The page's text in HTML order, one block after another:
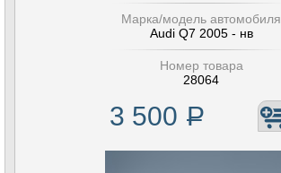
Марка/модель автомобиля
Audi Q7 2005 - нв
Номер товара
28064
3 500 Р